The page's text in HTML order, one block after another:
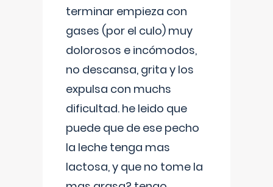
terminar empieza con
gases (por el culo) muy
dolorosos e incómodos,
no descansa, grita y los
expulsa con muchs
dificultad. he leido que
puede que de ese pecho
la leche tenga mas
lactosa, y que no tome la